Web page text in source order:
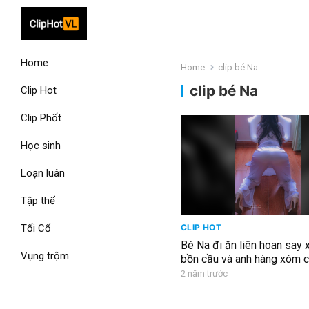
Home
Clip Hot
Clip Phốt
Học sinh
Loạn luân
Tập thể
Tối Cổ
Vụng trộm
Home clip bé Na
clip bé Na
CLIP HOT
Bé Na đi ăn liên hoan say
bồn cầu và anh hàng xóm
2 năm trước